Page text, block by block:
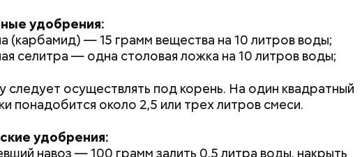
удобрения:
(карбамид) — 15 грамм вещества на 10 литров воды;
селитра — одна столовая ложка на 10 литров воды;
следует осуществлять под корень. На один квадратный
понадобится около 2,5 или трех литров смеси.
удобрения:
навоз — 100 грамм залить 0,5 литра воды, накрыть
черри либо грунтовые.
по словам врача, лучше не есть:
Маникюр кокошником
Москве летом 2026
Выломал дверь ванной и